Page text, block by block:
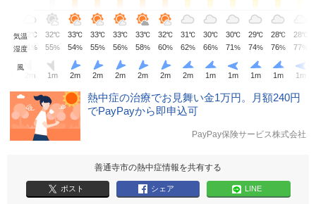
気温
℃ 32 ℃ 32℃ 33℃ 33℃ 33℃ 33℃ 32℃ 31℃ 30℃ 30℃ 29℃ 28℃ 28℃
湿度
% 51 % 55% 54% 55% 56% 58% 60% 62% 66% 71% 74% 76% 77%
風
m 1m 2m 2m 2m 2m 2m 2m 1m 1m 1m 1m 1 m
熱中症の治療でお見舞い金1万円。月額240円
でPayPayから即申込可
PayPay保険サービス株式会社
善通寺市の熱中症情報を共有する
ポスト シェア LINE